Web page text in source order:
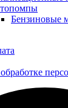
Бензиновые